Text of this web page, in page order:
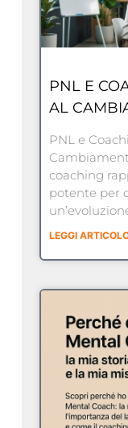
PNL E
AL
PNL e
coaching
potente per
LEGGI